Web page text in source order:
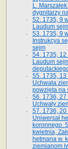
L.
dygnitarzy
52. 1735, 9
Laudum
53. 1735, 9
Instrukcya
sejm
54. 1735,
Laudum
55. 1735,
Uchwała
powzięta na
56. 1736,
Uchwały
57. 1736, 20
Uniwersał
koronnego.
kwietnia,
hetmana w.
ziemianom